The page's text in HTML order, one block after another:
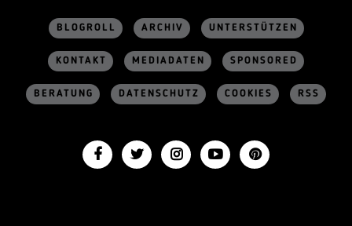
BLOGROLL ARCHIV UNTERSTÜTZEN
KONTAKT MEDIADATEN SPONSORED
BERATUNG DATENSCHUTZ COOKIES RSS